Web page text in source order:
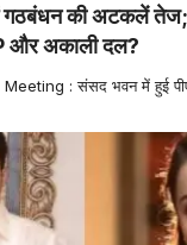
गठबंधन की अटकलें
और अकाली दल?
: संसद भवन में हुई